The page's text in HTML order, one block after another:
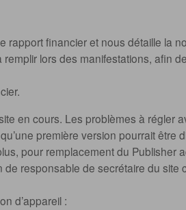
rapport financier et nous détaille la
lors des manifestations, afin
en cours. Les problèmes à régler
première version pourrait être
pour remplacement du Publisher
de responsable de secrétaire du site
d’appareil :